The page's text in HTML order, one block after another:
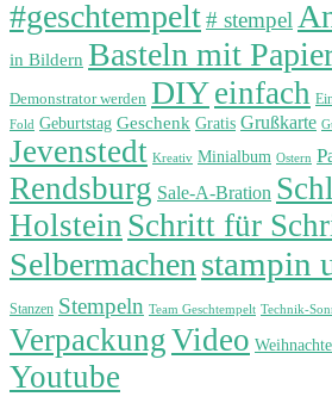
#geschtempelt# stempel
in Bildern Basteln mit
Demonstrator werden DIYeinfach
Fold Geburtstag Geschenk Gratis Grußkarte
Jevenstedt Kreativ Minialbum Ostern
Rendsburg Sale-A-Bration
Holstein Schritt für
Selbermachen stampin
Stanzen Stempeln Team Geschtempelt Technik-
VerpackungVideo
Youtube